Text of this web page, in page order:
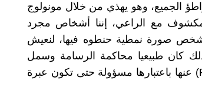
الجميع، وهو يهذي من خلال مونولوج
مع الراعي، إننا أشخاص مجرد
شخص صورة نمطية حنطوه فيها، لنعيش
كان طبيعيا محاكمة الرسامة وسمل
عينيها، وقطع أذنيها وقطع الريزو (Réseau) عنها باعتبارها مسؤولة حتى تكون عبرة